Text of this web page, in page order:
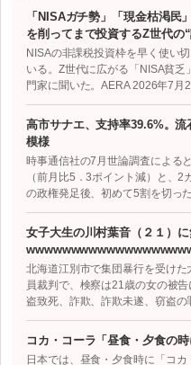
「NISAガチ勢」「現金枯渇
を削ってまで投資するZ世代の
NISAの非課税投資枠を早く使い
いる。Z世代に広がる「NISA貧
門家に聞いた。AERA 2026年7
高市サナエ、支持率39.6%。
模様
時事通信社の7月世論調査による
（前月比5．3ポイント減）と、
の政権発足後、初めて5割を切っ
女子大生の川村葉音（２１）
北海道江別市で集団暴行を受け
員裁判で、検察は21歳の女の被
盗致死、詐欺、詐欺未遂、窃盗
コカ・コーラ「昼食・夕食の
日本では、昼食・夕食時に「コ